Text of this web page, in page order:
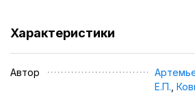
Характеристики
Автор
Е.П.